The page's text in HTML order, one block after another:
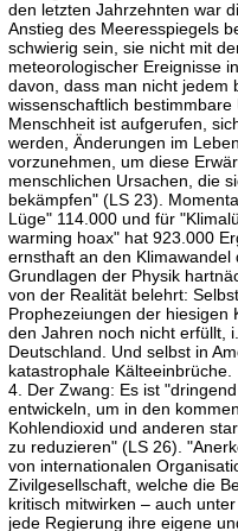
den letzten Jahrzehnten war
Anstieg des Meeresspiegels
schwierig sein, sie nicht mit
meteorologischer Ereignisse
davon, dass man nicht jedem
wissenschaftlich
Menschheit ist aufgerufen,
werden, Änderungen im
vorzunehmen, um diese
menschlichen Ursachen, die
bekämpfen" (LS 23).
Lüge" 114.000 und für
warming hoax" hat 923.000
ernsthaft an den
Grundlagen der Physik
von der Realität belehrt:
Prophezeiungen der hiesigen
den Jahren noch nicht erfüllt,
Deutschland. Und selbst in
katastrophale Kälteeinbrüche.
4. Der Zwang: Es ist
entwickeln, um in den
Kohlendioxid und anderen
zu reduzieren" (LS 26).
von internationalen
Zivilgesellschaft, welche die
kritisch mitwirken – auch
jede Regierung ihre eigene